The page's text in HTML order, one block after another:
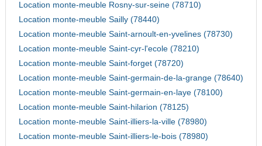
Location monte-meuble Rosny-sur-seine (78710)
Location monte-meuble Sailly (78440)
Location monte-meuble Saint-arnoult-en-yvelines (78730)
Location monte-meuble Saint-cyr-l'ecole (78210)
Location monte-meuble Saint-forget (78720)
Location monte-meuble Saint-germain-de-la-grange (78640)
Location monte-meuble Saint-germain-en-laye (78100)
Location monte-meuble Saint-hilarion (78125)
Location monte-meuble Saint-illiers-la-ville (78980)
Location monte-meuble Saint-illiers-le-bois (78980)